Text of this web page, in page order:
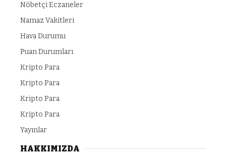
Nöbetçi Eczaneler
Namaz Vakitleri
Hava Durumu
Puan Durumları
Kripto Para
Kripto Para
Kripto Para
Kripto Para
Yayınlar
HAKKIMIZDA